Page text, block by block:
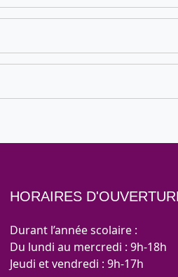
HORAIRES
Durant l’année scolaire :
Du lundi au mercredi : 9h-18h
Jeudi et vendredi : 9h-17h